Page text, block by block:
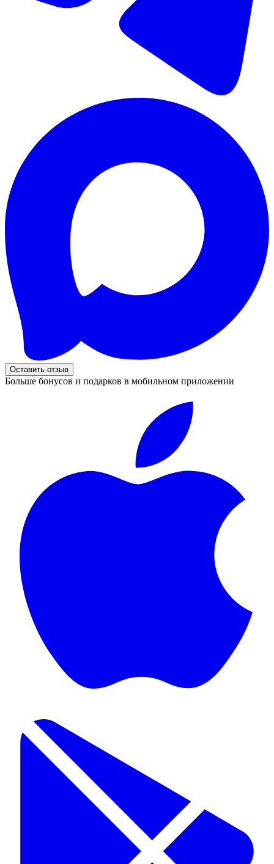
Оставить отзыв
Больше бонусов и подарков в мобильном приложении